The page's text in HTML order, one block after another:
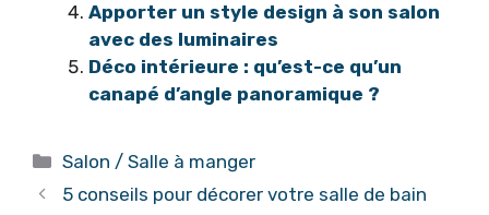
Apporter un style design à son salon
avec des luminaires
Déco intérieure : qu’est-ce qu’un
canapé d’angle panoramique ?
Catégories
Salon / Salle à manger
5 conseils pour décorer votre salle de bain